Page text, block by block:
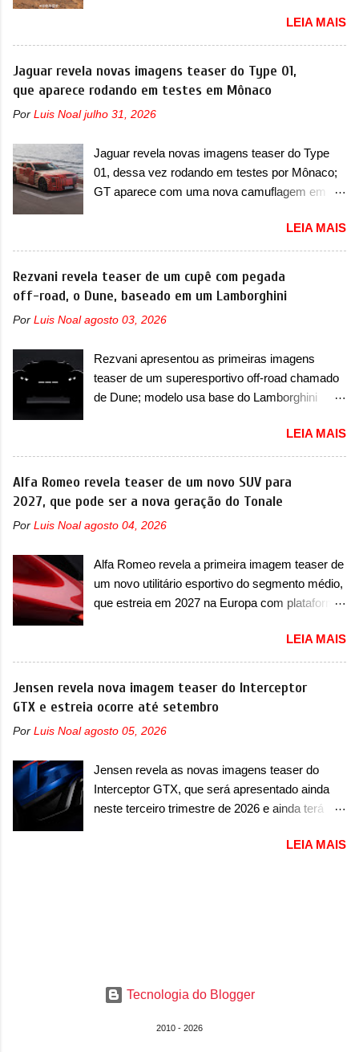
várias opções). Em termos de design, a Xia se
destaca por trazer uma dianteira com faróis
retangulares e inclinados. Os faróis possuem
projetores em LED e uma parte superior com
luzes diurnas (DRL) em LED na parte superior
por meio de uma barra em LED que passa
abaixo da barra prateada que aparece na parte
sup...
uma configuração mais simples para os
interessados no 9X, na China. O SUV topo de
linha da marca poderá ser vendido com uma
opção de cinco lugares, que ficará posicionada
de seis lugares, dispostos em três filas de
será vendido com uma configuração padrão, de
cinco lugares (2+3), que entrou em regime de
pré-venda na China, indicando seu lançamento
primeiras imagens do interior com a nova
configuração. A principal mudança fica por
conta da segunda fila de bancos, que perde as
poltronas individuais por bancos mais
convencionais, de três lugares. Ao mesmo
pode reclinar e nele existe dois espaços de
recarga por indução para smartphones...
LEIA MAIS
Jaguar revela novas imagens teaser do Type 01,
que aparece rodando em testes em Mônaco
Por Luis Noal julho 31, 2026
Jaguar revela novas imagens teaser do Type
01, dessa vez rodando em testes por Mônaco;
GT aparece com uma nova camuflagem em
imagens teaser do Type 01 em testes pelas
ruas de Mônaco. O modelo continua rodando
em testes e chegou no principado para o E-Prix
de Fórmula E, como apoio a equipe da Jaguar
na competição. O elétrico aproveitou para
passar por uma série de localidades da cidade-
Cassino e La Rascasse. Para ir a Mônaco, a
marca inglesa apresentou uma nova
camuflagem ao elétrico que representa uma
traços monolíticos retos e circulares. O
desenvolvimento do modelo ainda continua
acontecendo e a marca fala que, em relação ao
I-Pace (primeiro elétrico da Jaguar), o Type 01
ganhou uma série de aprimoramentos pelas
equipe campeã mundial de carros elétricos. A
marca comentou que o novo carro elétrico da
marca terá inversores ...
LEIA MAIS
Rezvani revela teaser de um cupê com pegada
off-road, o Dune, baseado em um Lamborghini
Por Luis Noal agosto 03, 2026
Rezvani apresentou as primeiras imagens
teaser de um superesportivo off-road chamado
de Dune; modelo usa base do Lamborghini
apresentou as primeiras imagens teaser de um
novo superesportivo que vai oferecer aos seus
consumidores. Trata-se do Dune, um cupê
superesportivo que terá uma proposta off-road
assim como outros esportivos recentemente
tiveram, como o Porsche 911 Dakar e o...
italiano tem grande parte no desenvolvimento
do Dune. Baseado no Huracán, o Dune nasce
com uma proposta similar ao que a marca
característico da Rezvani. Junto com as
imagens, a marca já confirmou que o Dune será
um carro muito exclusivo. Ao todo, serão
apenas sete unidades produzidas... para todo
equipado com um motor V10 Supercharger
capaz de desenvolver cerca de 800cv que
separou a performance exótica da aventura i...
LEIA MAIS
Alfa Romeo revela teaser de um novo SUV para
2027, que pode ser a nova geração do Tonale
Por Luis Noal agosto 04, 2026
Alfa Romeo revela a primeira imagem teaser de
um novo utilitário esportivo do segmento médio,
que estreia em 2027 na Europa com plataforma
imagem teaser de um novo utilitário esportivo
da marca italiana, previsto para ser lançado em
meados de 2027. O novo modelo não tem
nome ou se é uma nova geração de um modelo
apenas que o novo modelo em questão é um
foi confirmado durante a Mesa Redonda
Nacional da Indústria Automotiva, organizada
pelo Ministério dos Negócios e do Made in Italy
Cappellano, Diretor de Operações da Stellantis
horizontal. No para-lama traseiro, se n...
LEIA MAIS
Jensen revela nova imagem teaser do Interceptor
GTX e estreia ocorre até setembro
Por Luis Noal agosto 05, 2026
Jensen revela as novas imagens teaser do
Interceptor GTX, que será apresentado ainda
neste terceiro trimestre de 2026 e ainda terá
International Automotive (abreviação de JIA)
de 2026, ou seja, acontecerá entre os meses de
LEIA MAIS
Tecnologia do Blogger
2010 - 2026